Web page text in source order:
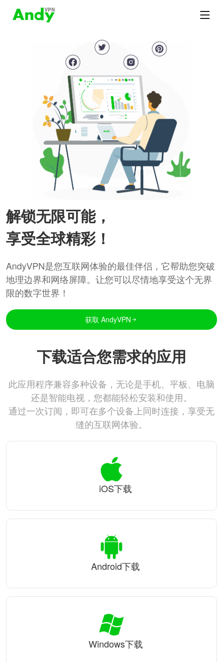
解锁无限可能，
享受全球精彩！
AndyVPN是您互联网体验的最佳伴侣，它帮助您突破
地理边界和网络屏障。让您可以尽情地享受这个无界
限的数字世界！
获取 AndyVPN
下载适合您需求的应用
此应用程序兼容多种设备，无论是手机、平板、电脑
还是智能电视，您都能轻松安装和使用。
通过一次订阅，即可在多个设备上同时连接，享受无
缝的互联网体验。
iOS下载
Android下载
Windows下载